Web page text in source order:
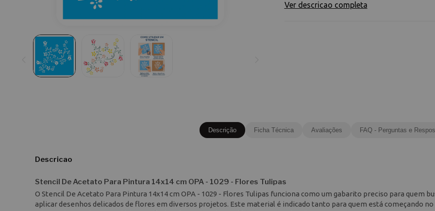
Ver descricao completa
Descrição Ficha Técnica Avaliações FAQ - Perguntas e
Descricao
Stencil De Acetato Para Pintura 14x14 cm OPA - 1029 - Flores Tulipas
O Stencil De Acetato Para Pintura 14x14 cm OPA - 1029 - Flores Tulipas funciona como um gabarito preciso para quem
aplicar desenhos delicados de flores em diversos projetos. Este material é indicado tanto para quem está começando no